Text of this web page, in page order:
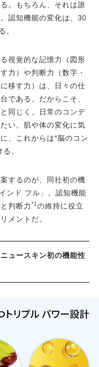
。もちろん、それは誰
認知機能の変化は、30
。
視覚的な記憶力（図形
力）や判断力（数字・
移す力）は、日々の仕
である。だからこそ、
同じく、日常のコンデ
い。肌や体の変化に気
、これからは“脳のコン
る。
するのが、同社初の機
ンド フル」。認知機能
判断力 *1 の維持に役立
メントだ。
ュースキン初の機能性